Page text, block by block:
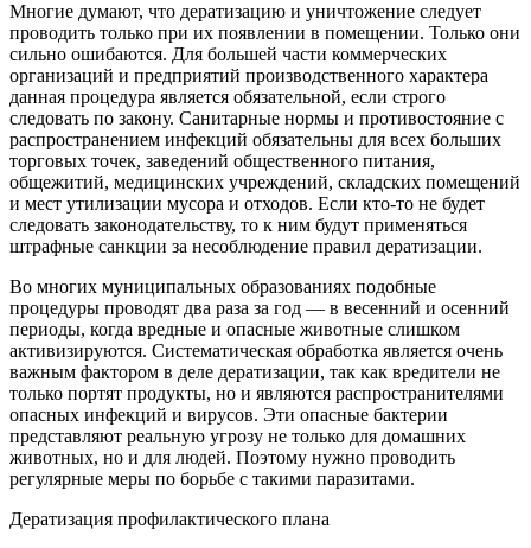
Многие думают, что дератизацию и уничтожение следует
проводить только при их появлении в помещении. Только они
сильно ошибаются. Для большей части коммерческих
организаций и предприятий производственного характера
данная процедура является обязательной, если строго
следовать по закону. Санитарные нормы и противостояние с
распространением инфекций обязательны для всех больших
торговых точек, заведений общественного питания,
общежитий, медицинских учреждений, складских помещений
и мест утилизации мусора и отходов. Если кто-то не будет
следовать законодательству, то к ним будут применяться
штрафные санкции за несоблюдение правил дератизации.
Во многих муниципальных образованиях подобные
процедуры проводят два раза за год — в весенний и осенний
периоды, когда вредные и опасные животные слишком
активизируются. Систематическая обработка является очень
важным фактором в деле дератизации, так как вредители не
только портят продукты, но и являются распространителями
опасных инфекций и вирусов. Эти опасные бактерии
представляют реальную угрозу не только для домашних
животных, но и для людей. Поэтому нужно проводить
регулярные меры по борьбе с такими паразитами.
Дератизация профилактического плана